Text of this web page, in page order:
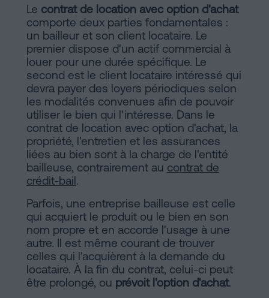
Personalizar
cookies
Suivez-
nous
sur
réseaux
sociaux
Le contrat de location avec option d'achat
comporte deux parties fondamentales :
un bailleur et son client locataire. Le
premier dispose d'un actif commercial à
louer pour une durée spécifique. Le
second est le client locataire intéressé qui
devra payer des loyers périodiques selon
les modalités convenues afin de pouvoir
utiliser le bien qui l'intéresse. Dans le
contrat de location avec option d'achat, la
propriété, l'entretien et les assurances
liées au bien sont à la charge de l'entité
bailleuse, contrairement au contrat de
crédit-bail.
Parfois, une entreprise bailleuse est celle
qui acquiert le produit ou le bien en son
nom propre et en accorde l'usage à une
autre. Il est même courant de trouver
celles qui l'acquièrent à la demande du
locataire. À la fin du contrat, celui-ci peut
être prolongé, ou prévoit l'option d'achat.